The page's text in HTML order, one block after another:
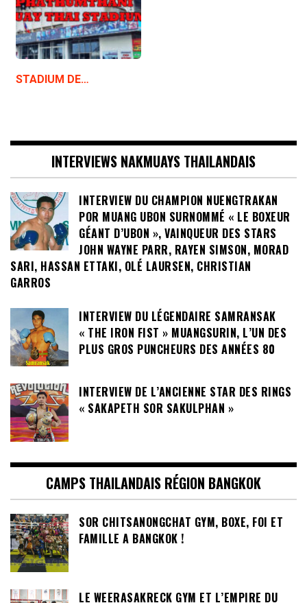
STADIUM DE…
INTERVIEWS NAKMUAYS THAILANDAIS
INTERVIEW DU CHAMPION NUENGTRAKAN
POR MUANG UBON SURNOMMÉ « LE BOXEUR
GÉANT D’UBON », VAINQUEUR DES STARS
JOHN WAYNE PARR, RAYEN SIMSON, MORAD
SARI, HASSAN ETTAKI, OLÉ LAURSEN, CHRISTIAN
GARROS
INTERVIEW DU LÉGENDAIRE SAMRANSAK
« THE IRON FIST » MUANGSURIN, L’UN DES
PLUS GROS PUNCHEURS DES ANNÉES 80
INTERVIEW DE L’ANCIENNE STAR DES RINGS
« SAKAPETH SOR SAKULPHAN »
CAMPS THAILANDAIS RÉGION BANGKOK
SOR CHITSANONGCHAT GYM, BOXE, FOI ET
FAMILLE A BANGKOK !
LE WEERASAKRECK GYM ET L’EMPIRE DU